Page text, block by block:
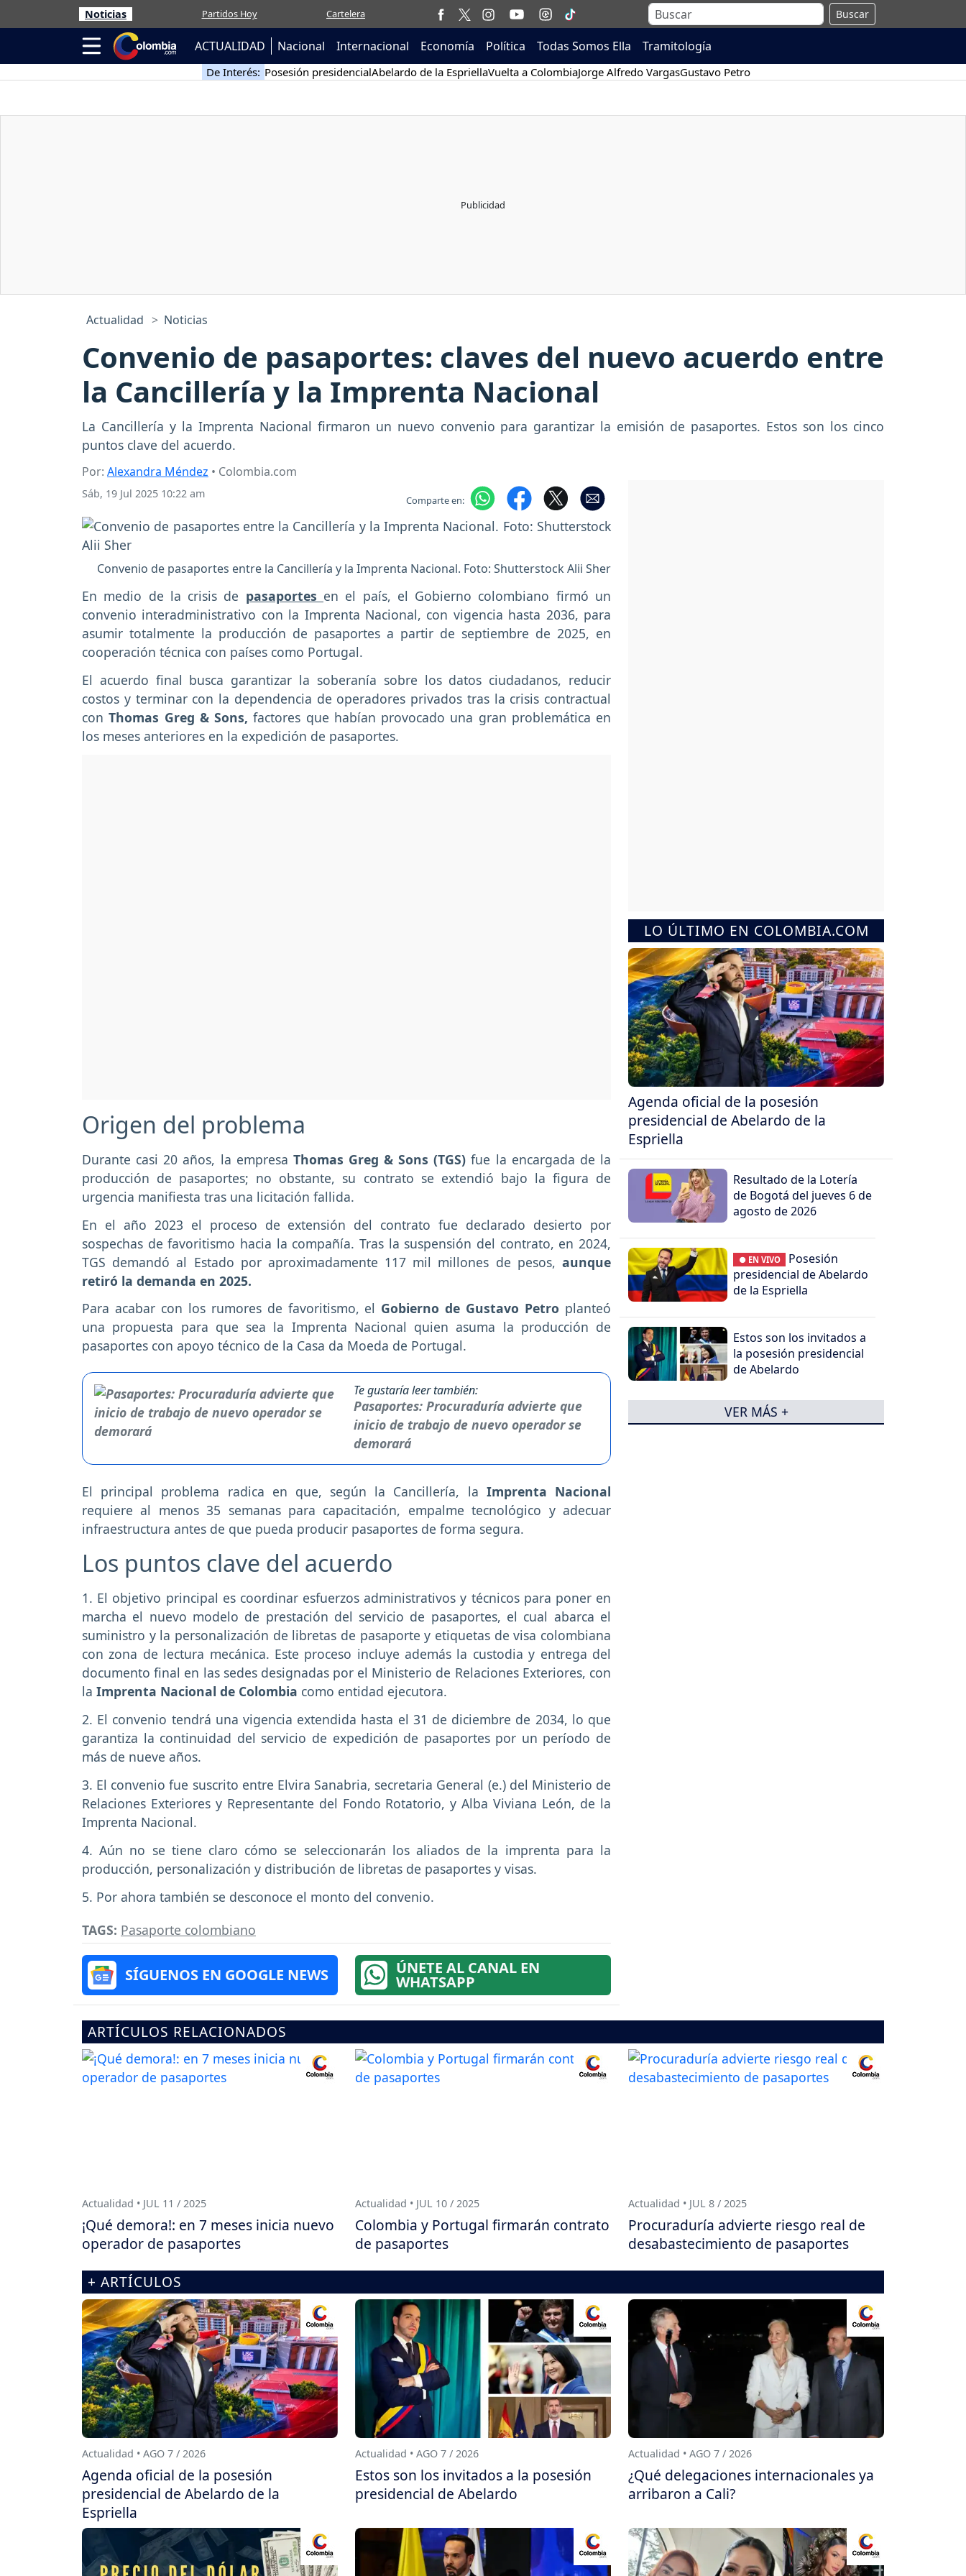
Noticias Partidos Hoy Cartelera Buscar
ACTUALIDAD Nacional Internacional Economía Política Todas Somos Ella Tramitología
De Interés: Posesión presidencialAbelardo de la EspriellaVuelta a ColombiaJorge Alfredo VargasGustavo Petro
Actualidad Noticias
Convenio de pasaportes: claves del nuevo acuerdo entre
la Cancillería y la Imprenta Nacional
La Cancillería y la Imprenta Nacional firmaron un nuevo convenio para garantizar la emisión de pasaportes. Estos son los cinco
puntos clave del acuerdo.
Por: Alexandra Méndez • Colombia.com
Sáb, 19 Jul 2025 10:22 am Comparte en:
Convenio de pasaportes entre la Cancillería y la Imprenta Nacional. Foto: Shutterstock Alii Sher
En medio de la crisis de pasaportes en el país, el Gobierno colombiano firmó un
convenio interadministrativo con la Imprenta Nacional, con vigencia hasta 2036, para
asumir totalmente la producción de pasaportes a partir de septiembre de 2025, en
cooperación técnica con países como Portugal.
El acuerdo final busca garantizar la soberanía sobre los datos ciudadanos, reducir
costos y terminar con la dependencia de operadores privados tras la crisis contractual
conThomas Greg & Sons,factores que habían provocado una gran problemática en
los meses anteriores en la expedición de pasaportes.
Origen del problema
Durante casi 20 años, la empresa Thomas Greg & Sons (TGS) fue la encargada de la
producción de pasaportes; no obstante, su contrato se extendió bajo la figura de
urgencia manifiesta tras una licitación fallida.
En el año 2023 el proceso de extensión del contrato fue declarado desierto por
sospechas de favoritismo hacia la compañía. Tras la suspensión del contrato, en 2024,
TGS demandó al Estado por aproximadamente 117 mil millones de pesos, aunque
retiró la demanda en 2025.
Para acabar con los rumores de favoritismo, el Gobierno de Gustavo Petro planteó
una propuesta para que sea la Imprenta Nacional quien asuma la producción de
pasaportes con apoyo técnico de la Casa da Moeda de Portugal.
Te gustaría leer también:
Pasaportes: Procuraduría advierte que
inicio de trabajo de nuevo operador se
demorará
El principal problema radica en que, según la Cancillería, la Imprenta Nacional
requiere al menos 35 semanas para capacitación, empalme tecnológico y adecuar
infraestructura antes de que pueda producir pasaportes de forma segura.
Los puntos clave del acuerdo
1. El objetivo principal es coordinar esfuerzos administrativos y técnicos para poner en
marcha el nuevo modelo de prestación del servicio de pasaportes, el cual abarca el
suministro y la personalización de libretas de pasaporte y etiquetas de visa colombiana
con zona de lectura mecánica. Este proceso incluye además la custodia y entrega del
documento final en las sedes designadas por el Ministerio de Relaciones Exteriores, con
la Imprenta Nacional de Colombia como entidad ejecutora.
2. El convenio tendrá una vigencia extendida hasta el 31 de diciembre de 2034, lo que
garantiza la continuidad del servicio de expedición de pasaportes por un período de
más de nueve años.
3. El convenio fue suscrito entre Elvira Sanabria, secretaria General (e.) del Ministerio de
Relaciones Exteriores y Representante del Fondo Rotatorio, y Alba Viviana León, de la
Imprenta Nacional.
4. Aún no se tiene claro cómo se seleccionarán los aliados de la imprenta para la
producción, personalización y distribución de libretas de pasaportes y visas.
5. Por ahora también se desconoce el monto del convenio.
TAGS: Pasaporte colombiano
SÍGUENOS EN GOOGLE NEWS ÚNETE AL CANAL EN
WHATSAPP
LO ÚLTIMO EN COLOMBIA.COM
Agenda oficial de la posesión
presidencial de Abelardo de la
Espriella
Resultado de la Lotería
de Bogotá del jueves 6 de
agosto de 2026
● EN VIVO
Posesión
presidencial de Abelardo
de la Espriella
Estos son los invitados a
la posesión presidencial
de Abelardo
VER MÁS +
ARTÍCULOS RELACIONADOS
Actualidad • JUL 11 / 2025
¡Qué demora!: en 7 meses inicia nuevo
operador de pasaportes
Actualidad • JUL 10 / 2025
Colombia y Portugal firmarán contrato
de pasaportes
Actualidad • JUL 8 / 2025
Procuraduría advierte riesgo real de
desabastecimiento de pasaportes
+ ARTÍCULOS
Actualidad • AGO 7 / 2026
Agenda oficial de la posesión
presidencial de Abelardo de la
Espriella
Actualidad • AGO 7 / 2026
Estos son los invitados a la posesión
presidencial de Abelardo
Actualidad • AGO 7 / 2026
¿Qué delegaciones internacionales ya
arribaron a Cali?